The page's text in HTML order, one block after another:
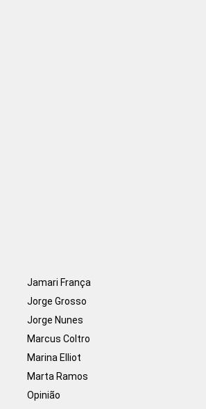
Jamari França
Jorge Grosso
Jorge Nunes
Marcus Coltro
Marina Elliot
Marta Ramos
Opinião